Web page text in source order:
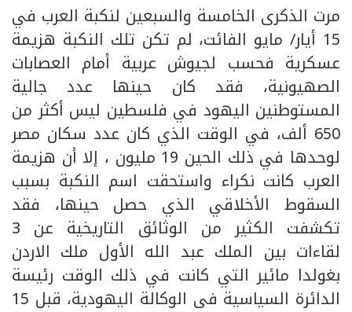
مرت الذكرى الخامسة والسبعين لنكبة العرب في
15 أيار/ مايو الفائت، لم تكن تلك النكبة هزيمة
عسكرية فحسب لجيوش عربية أمام العصابات
الصهيونية، فقد كان حينها عدد جالية
المستوطنين اليهود في فلسطين ليس أكثر من
650 ألف، في الوقت الذي كان عدد سكان مصر
لوحدها في ذلك الحين 19 مليون ، إلا أن هزيمة
العرب كانت نكراء واستحقت اسم النكبة بسبب
السقوط الأخلاقي الذي حصل حينها، فقد
تكشفت الكثير من الوثائق التاريخية عن 3
لقاءات بين الملك عبد الله الأول ملك الاردن
بغولدا مائير التي كانت في ذلك الوقت رئيسة
الدائرة السياسية فى الوكالة اليهودية، قبل 15